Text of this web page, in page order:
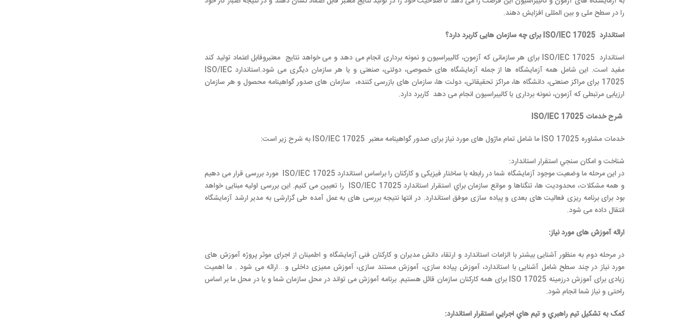
را در سطح ملی و بین المللی افزایش دهند.
استاندارد
برای چه سازمان هایی کاربرد دارد؟
استاندارد ISO/IEC 17025 برای هر سازمانی که آزمون، کالیبراسیون و نمونه برداری انجام می دهد و می خواهد نتایج معتبروقابل اعتماد تولید کند
مفید است. این شامل همه آزمایشگاه ها از جمله آزمایشگاه های خصوصی، دولتی، صنعتی و یا هر سازمان دیگری می شود.استاندارد ISO/IEC
17025 برای مراکز صنعتی، دانشگاه ها، مراکز تحقیقاتی، دولت ها، سازمان های بازرسی کننده، سازمان های صدور گواهینامه محصول و هر سازمان
ارزیابی مرتبطی که آزمون، نمونه برداری یا کالیبراسیون انجام می دهد کاربرد دارد.
شرح خدمات
خدمات مشاوره ISO 17025 ما شامل تمام ماژول های مورد نیاز برای صدور گواهینامه معتبر ISO/IEC 17025 به شرح زیر است:
شناخت و امکان سنجي استقرار استاندارد:
در این مرحله ما وضعیت موجود آزمایشگاه شما در رابطه با ساختار فیزیکی و کارکنان را براساس استاندارد ISO/IEC 17025 مورد بررسی قرار می دهیم
و همه مشکلات، محدوديت ها، تنگناها و موانع سازمان براي استقرار استاندارد ISO/IEC 17025 را تعیین می کنیم. این بررسی اولیه مبنایی خواهد
بود برای برنامه ریزی فعالیت های بعدی و پیاده سازی موفق استاندارد. در انتها نتیجه بررسی های به عمل آمده طی گزارشی به مدیر ارشد آزمایشگاه
انتقال داده می شود.
ارائه آموزش های مورد نیاز:
در مرحله دوم به منظور آشنایی بیشتر با الزامات استاندارد و ارتقاء دانش مديران و کارکنان فنی آزمایشگاه و اطمینان از اجرای موثر پروژه آموزش های
مورد نیاز در چند سطح شامل آشنایی با استاندارد، آموزش پیاده سازی، آموزش مستند سازی، آموزش ممیزی داخلی و…ارائه می شود . ما اهمیت
زیادی برای آموزش درزمینه ISO 17025 برای همه کارکنان سازمان قائل هستیم. برنامه آموزش می تواند در محل سازمان شما و یا در محل ما بر اساس
راحتی و نیاز شما انجام شود.
کمک به تشکيل تيم راهبري و تيم هاي اجرايي استقرار استاندارد: